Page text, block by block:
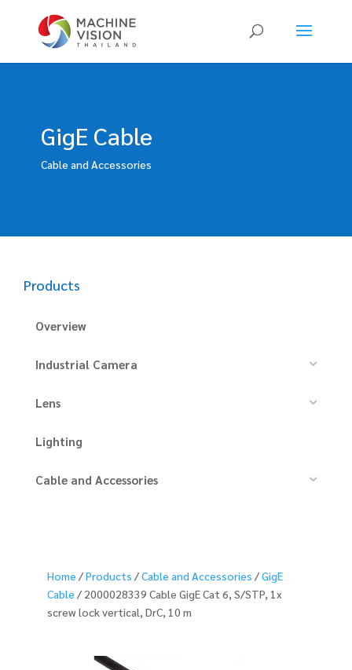
Products
search
GigE Cable
Cable and Accessories
Products
Overview
Industrial Camera
Lens
Lighting
Cable and Accessories
Home /Products /Cable and Accessories /GigE
Cable / 2000028339 Cable GigE Cat 6, S/STP, 1x
screw lock vertical, DrC, 10 m